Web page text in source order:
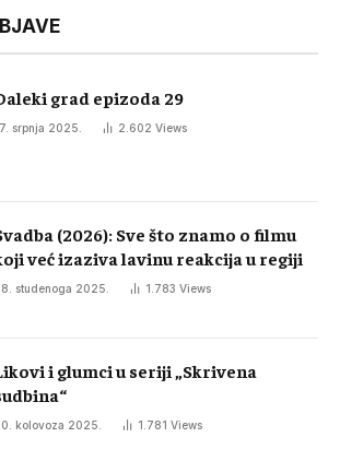
grad epizoda 29
srpnja 2025. 2.602 Views
(2026): Sve što znamo o filmu
već izaziva lavinu reakcija u regiji
studenoga 2025. 1.783 Views
i glumci u seriji „Skrivena
kolovoza 2025. 1.781 Views